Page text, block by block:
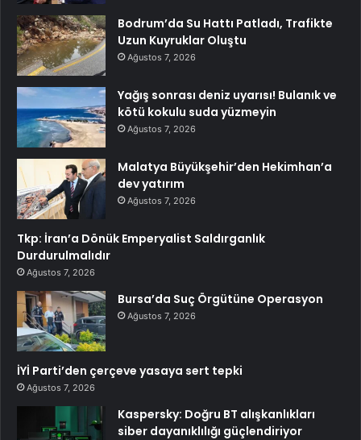
Bodrum’da Su Hattı Patladı, Trafikte
Uzun Kuyruklar Oluştu
Ağustos 7, 2026
Yağış sonrası deniz uyarısı! Bulanık ve
kötü kokulu suda yüzmeyin
Ağustos 7, 2026
Malatya Büyükşehir’den Hekimhan’a
dev yatırım
Ağustos 7, 2026
Tkp: İran’a Dönük Emperyalist Saldırganlık
Durdurulmalıdır
Ağustos 7, 2026
Bursa’da Suç Örgütüne Operasyon
Ağustos 7, 2026
İYİ Parti’den çerçeve yasaya sert tepki
Ağustos 7, 2026
Kaspersky: Doğru BT alışkanlıkları
siber dayanıklılığı güçlendiriyor